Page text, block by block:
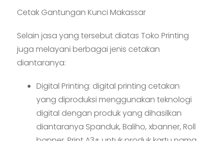
Cetak Gantungan Kunci Makassar
Selain jasa yang tersebut diatas Toko Printing
juga melayani berbagai jenis cetakan
diantaranya:
Digital Printing: digital printing cetakan
yang diproduksi menggunakan teknologi
digital dengan produk yang dihasilkan
diantaranya Spanduk, Baliho, xbanner, Roll